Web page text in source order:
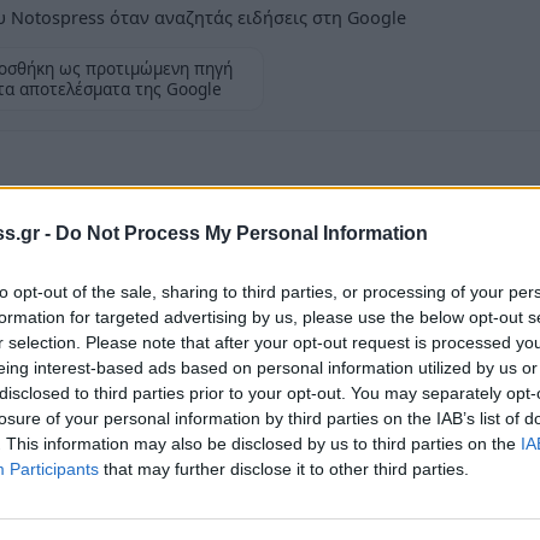
- Do Not Process My Personal Information
opt-out of the sale, sharing to third parties, or processing of your
for targeted advertising by us, please use the below opt-out
selection. Please note that after your opt-out request is processed
interest-based ads based on personal information utilized by us
to third parties prior to your opt-out. You may separately
of your personal information by third parties on the IAB’s list of
This information may also be disclosed by us to third parties on the
Participants that may further disclose it to other third parties.
όταν αναζητάς ειδήσεις στη Google
ως προτιμώμενη πηγή
αποτελέσματα της Google
προσκαλεί τα μέλη και τους
και ώρα 19:30 μ.μ. στο κέντρο
ζωντανή ηπειρώτικη ορχήστρα του κ.
κ. Γκόγκο Γεώργιο, το χορευτικό του
χορούς της Ηπείρου.
με άφθονο κρασί και φαγητό για ένα
μουσικής της Ηπείρου.